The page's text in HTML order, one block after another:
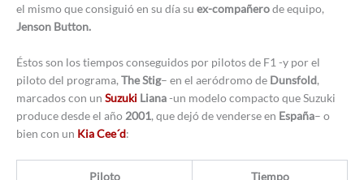
el mismo que consiguió en su día su ex-compañerode equipo,
Jenson Button.
Éstos son los tiempos conseguidos por pilotos de F1 -y por el
piloto del programa, The Stig– en el aeródromo de Dunsfold,
marcados con un Suzuki Liana-un modelo compacto que Suzuki
produce desde el año 2001, que dejó de venderse en España– o
bien con un Kia Cee´d:
Piloto Tiempo